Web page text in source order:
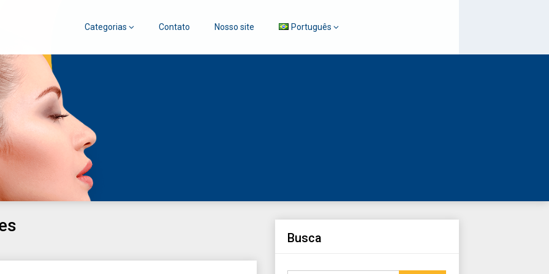
Categorias Contato Nosso site Português
Busca